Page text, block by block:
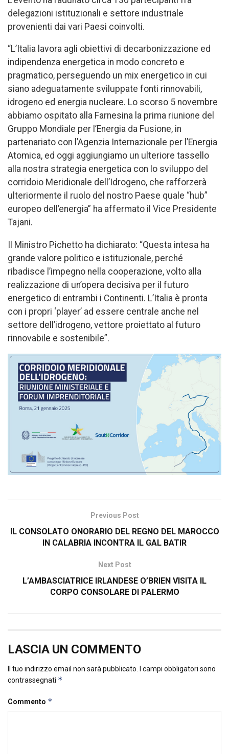
delegazioni istituzionali e settore industriale
provenienti dai vari Paesi coinvolti.
“L’Italia lavora agli obiettivi di decarbonizzazione ed
indipendenza energetica in modo concreto e
pragmatico, perseguendo un mix energetico in cui
siano adeguatamente sviluppate fonti rinnovabili,
idrogeno ed energia nucleare. Lo scorso 5 novembre
abbiamo ospitato alla Farnesina la prima riunione del
Gruppo Mondiale per l’Energia da Fusione, in
partenariato con l’Agenzia Internazionale per l’Energia
Atomica, ed oggi aggiungiamo un ulteriore tassello
alla nostra strategia energetica con lo sviluppo del
corridoio Meridionale dell’Idrogeno, che rafforzerà
ulteriormente il ruolo del nostro Paese quale “hub”
europeo dell’energia” ha affermato il Vice Presidente
Tajani.
Il Ministro Pichetto ha dichiarato: “Questa intesa ha
grande valore politico e istituzionale, perché
ribadisce l’impegno nella cooperazione, volto alla
realizzazione di un’opera decisiva per il futuro
energetico di entrambi i Continenti. L’Italia è pronta
con i propri ‘player’ ad essere centrale anche nel
settore dell’idrogeno, vettore proiettato al futuro
rinnovabile e sostenibile”.
Previous Post
IL CONSOLATO ONORARIO DEL REGNO DEL MAROCCO
IN CALABRIA INCONTRA IL GAL BATIR
Next Post
L’AMBASCIATRICE IRLANDESE O’BRIEN VISITA IL
CORPO CONSOLARE DI PALERMO
LASCIA UN COMMENTO
Il tuo indirizzo email non sarà pubblicato.
I campi obbligatori sono
contrassegnati *
Commento *